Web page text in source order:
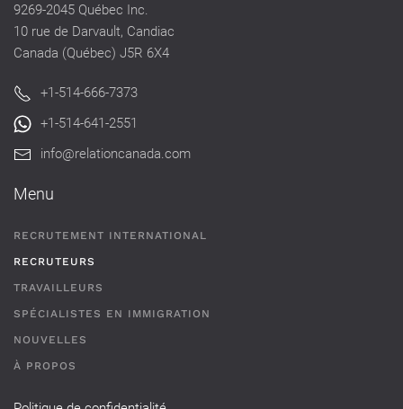
9269-2045 Québec Inc.
10 rue de Darvault, Candiac
Canada (Québec) J5R 6X4
+1-514-666-7373
+1-514-641-2551
info@relationcanada.com
Menu
RECRUTEMENT INTERNATIONAL
RECRUTEURS
TRAVAILLEURS
SPÉCIALISTES EN IMMIGRATION
NOUVELLES
À PROPOS